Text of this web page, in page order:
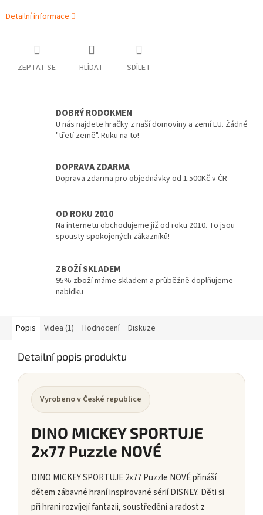
Detailní informace
ZEPTAT SE HLÍDAT SDÍLET
DOBRÝ RODOKMEN
U nás najdete hračky z naší domoviny a zemí EU. Žádné
"třetí země". Ruku na to!
DOPRAVA ZDARMA
Doprava zdarma pro objednávky od 1.500Kč v ČR
OD ROKU 2010
Na internetu obchodujeme již od roku 2010. To jsou
spousty spokojených zákazníků!
ZBOŽÍ SKLADEM
95% zboží máme skladem a průběžně doplňujeme
nabídku
Popis Videa (1) Hodnocení Diskuze
Detailní popis produktu
Vyrobeno v České republice
DINO MICKEY SPORTUJE
2x77 Puzzle NOVÉ
DINO MICKEY SPORTUJE 2x77 Puzzle NOVÉ přináší
dětem zábavné hraní inspirované sérií DISNEY. Děti si
při hraní rozvíjejí fantazii, soustředění a radost z